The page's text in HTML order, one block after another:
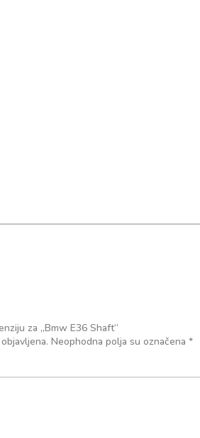
za „Bmw E36 Shaft“
Neophodna polja su označena*